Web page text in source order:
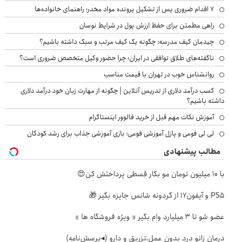
۷ اقدام ضروری پس از تشکیل پرونده مواد مخدر؛ راهنمای خانواده‌ها
راهی مطمئن برای حفظ ارزش پول در شرایط نوسان
چیدمان کیف مدرسه؛ چگونه یک کیف مرتب و سبک داشته باشیم؟
ناگفته‌های طلاق توافقی در ایران؛ چرا حضور وکیل متخصص ضروری است؟
روانشناس خوب در تهران با قیمت مناسب
کسب درآمد دلاری از تدریس آنلاین | چگونه از مهارت زبان خود درآمد دلاری
داشته باشیم؟
آموزش نکات مهم قبل از خرید فالوور اینستاگرام
لی لی فومی و پازل آموزشی فومی؛ بازی آموزشی جذاب برای رشد کودکان
مطالب پیشنهادی
با 10 میلیون تومان مو بکار قسطی پرداختش کن😍
PS5 و آیفون17 از گردونه شانس جایزه بگیر 🎁
عضو شو تا 3 میلیارد وام بگیر « ویژه فروشگاه ها »
درمان زانو درد بدون عمل،تزریق و دارو (◂پرسش‌نامه)